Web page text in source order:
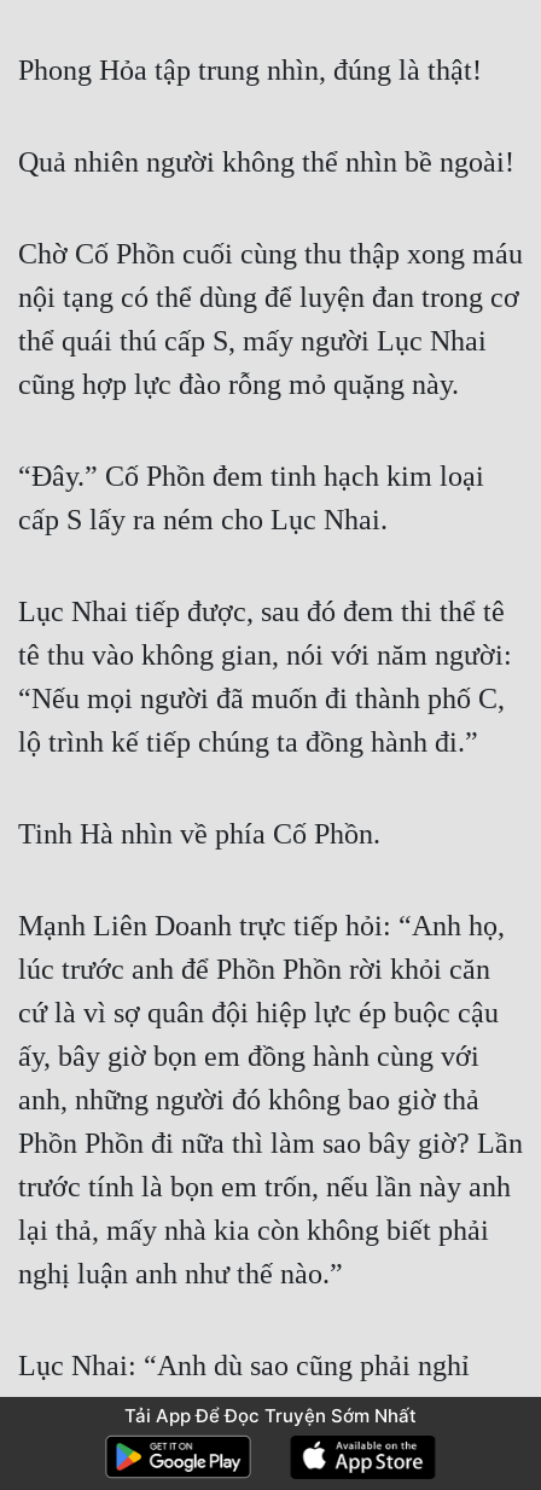
Phong Hỏa tập trung nhìn, đúng là thật!
Quả nhiên người không thể nhìn bề ngoài!
Chờ Cố Phồn cuối cùng thu thập xong máu
nội tạng có thể dùng để luyện đan trong cơ
thể quái thú cấp S, mấy người Lục Nhai
cũng hợp lực đào rỗng mỏ quặng này.
“Đây.” Cố Phồn đem tinh hạch kim loại
cấp S lấy ra ném cho Lục Nhai.
Lục Nhai tiếp được, sau đó đem thi thể tê
tê thu vào không gian, nói với năm người:
“Nếu mọi người đã muốn đi thành phố C,
lộ trình kế tiếp chúng ta đồng hành đi.”
Tinh Hà nhìn về phía Cố Phồn.
Mạnh Liên Doanh trực tiếp hỏi: “Anh họ,
lúc trước anh để Phồn Phồn rời khỏi căn
cứ là vì sợ quân đội hiệp lực ép buộc cậu
ấy, bây giờ bọn em đồng hành cùng với
anh, những người đó không bao giờ thả
Phồn Phồn đi nữa thì làm sao bây giờ? Lần
trước tính là bọn em trốn, nếu lần này anh
lại thả, mấy nhà kia còn không biết phải
nghị luận anh như thế nào.”
Lục Nhai: “Anh dù sao cũng phải nghỉ
Tải App Để Đọc Truyện Sớm Nhất